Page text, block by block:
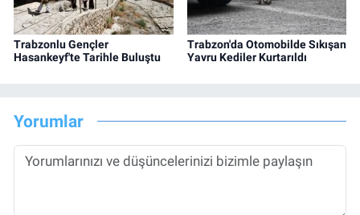
Trabzonlu Gençler
Hasankeyf'te Tarihle Buluştu
Trabzon'da Otomobilde Sıkışan
Yavru Kediler Kurtarıldı
Yorumlar